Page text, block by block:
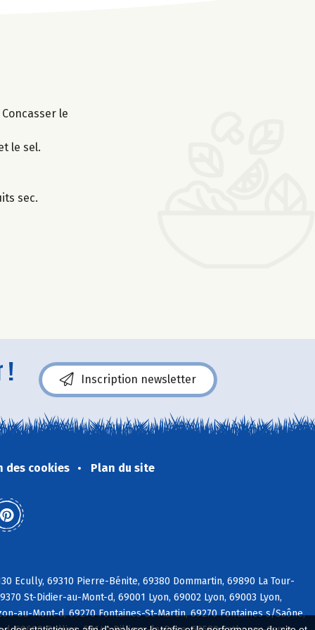
le
le sel.
sec.
! Inscription newsletter
des cookies Plan du site
Ecully, 69310 Pierre-Bénite, 69380 Dommartin, 69890 La Tour-
St-Didier-au-Mont-d, 69001 Lyon, 69002 Lyon, 69003 Lyon,
au-Mont-d, 69270 Fontaines-St-Martin, 69270 Fontaines s/Saône,